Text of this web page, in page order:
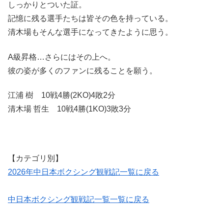
しっかりとついた証。
記憶に残る選手たちは皆その色を持っている。
清木場もそんな選手になってきたように思う。
A級昇格…さらにはその上へ。
彼の姿が多くのファンに残ることを願う。
江浦 樹 10戦4勝(2KO)4敗2分
清木場 哲生 10戦4勝(1KO)3敗3分
【カテゴリ別】
2026年中日本ボクシング観戦記一覧に戻る
中日本ボクシング観戦記一覧一覧に戻る